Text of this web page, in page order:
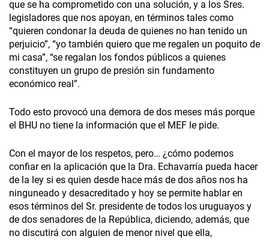
que se ha comprometido con una solución, y a los Sres.
legisladores que nos apoyan, en términos tales como
“quieren condonar la deuda de quienes no han tenido un
perjuicio”, “yo también quiero que me regalen un poquito de
mi casa”, “se regalan los fondos públicos a quienes
constituyen un grupo de presión sin fundamento
económico real”.
Todo esto provocó una demora de dos meses más porque
el BHU no tiene la información que el MEF le pide.
Con el mayor de los respetos, pero… ¿cómo podemos
confiar en la aplicación que la Dra. Echavarría pueda hacer
de la ley si es quien desde hace más de dos años nos ha
ninguneado y desacreditado y hoy se permite hablar en
esos términos del Sr. presidente de todos los uruguayos y
de dos senadores de la República, diciendo, además, que
no discutirá con alguien de menor nivel que ella,